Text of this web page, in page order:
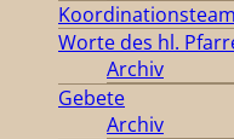
Worte des hl.
Archiv
Gebete
Archiv